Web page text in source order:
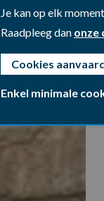
Je kan op elk
Raadpleeg dan onze
Cookies
Enkel minimale